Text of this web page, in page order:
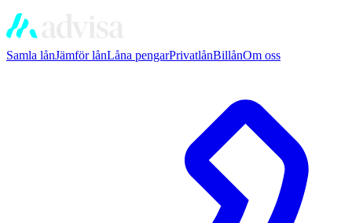
Samla lånJämför lånLåna pengarPrivatlånBillånOm oss